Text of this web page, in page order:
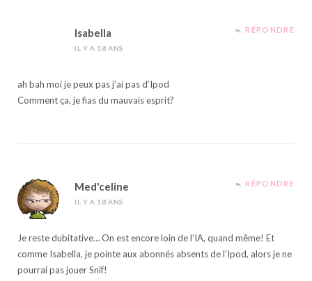
Isabella
IL Y A 18 ANS
RÉPONDRE
ah bah moi je peux pas j’ai pas d’Ipod
Comment ça, je fias du mauvais esprit?
Med'celine
IL Y A 18 ANS
RÉPONDRE
Je reste dubitative… On est encore loin de l’IA, quand même! Et
comme Isabella, je pointe aux abonnés absents de l’Ipod, alors je ne
pourrai pas jouer Snif!